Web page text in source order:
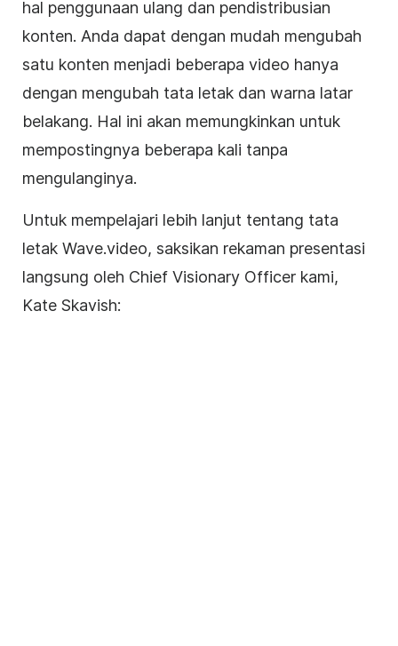
hal penggunaan ulang dan pendistribusian
konten. Anda dapat dengan mudah mengubah
satu konten menjadi beberapa video hanya
dengan mengubah tata letak dan warna latar
belakang. Hal ini akan memungkinkan untuk
mempostingnya beberapa kali tanpa
mengulanginya.
Untuk mempelajari lebih lanjut tentang tata
letak Wave.video, saksikan rekaman presentasi
langsung oleh Chief Visionary Officer kami,
Kate Skavish: